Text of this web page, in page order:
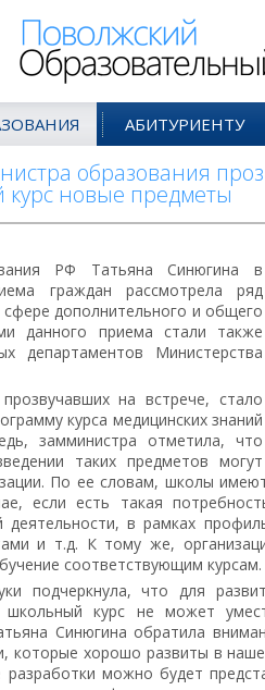
АБИТУРИЕНТУ
образования
курс новые предметы
РФ Татьяна Синюгина в
граждан рассмотрела ряд
дополнительного и общего
данного приема стали также
департаментов Министерства
на встрече, стало
курса медицинских знаний
замминистра отметила, что
таких предметов могут
По ее словам, школы
если есть такая
деятельности, в рамках
и т.д. К тому же,
соответствующим курсам.
подчеркнула, что для
курс не может
Синюгина обратила
которые хорошо развиты в
можно будет